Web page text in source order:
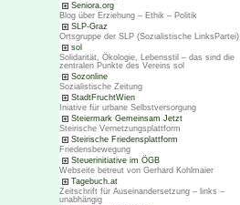
Seniora.org
Blog über Erziehung – Ethik – Politik
SLP-Graz
Ortsgruppe der SLP (Sozialistische LinksPartei)
sol
Solidarität, Ökologie, Lebensstil – das sind die
zentralen Punkte des Vereins sol
Sozonline
Sozialistische Zeitung
StadtFruchtWien
Iniative für urbane Selbstversorgung
Steiermark Gemeinsam Jetzt
Steirische Vernetzungsplattform
Steirische Friedensplattform
Friedensbewegung
Steuerinitiative im ÖGB
Webseite betreut von Gerhard Kohlmaier
Tagebuch.at
Zeitschrift für Auseinandersetzung – links –
unabhängig